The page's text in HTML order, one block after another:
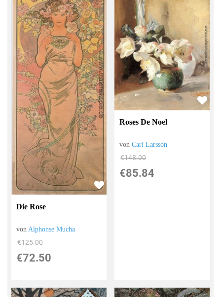
Die Rose
von Alphonse Mucha
€125.00
€72.50
Roses De Noel
vonCarl Larsson
€148.00
€85.84